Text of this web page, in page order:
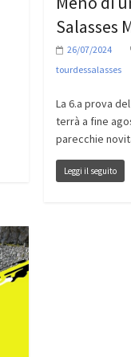
Salasses
26/07/2024
tourdessalasses
La 6.a prova
terrà a fine
parecchie
Leggi il seguito